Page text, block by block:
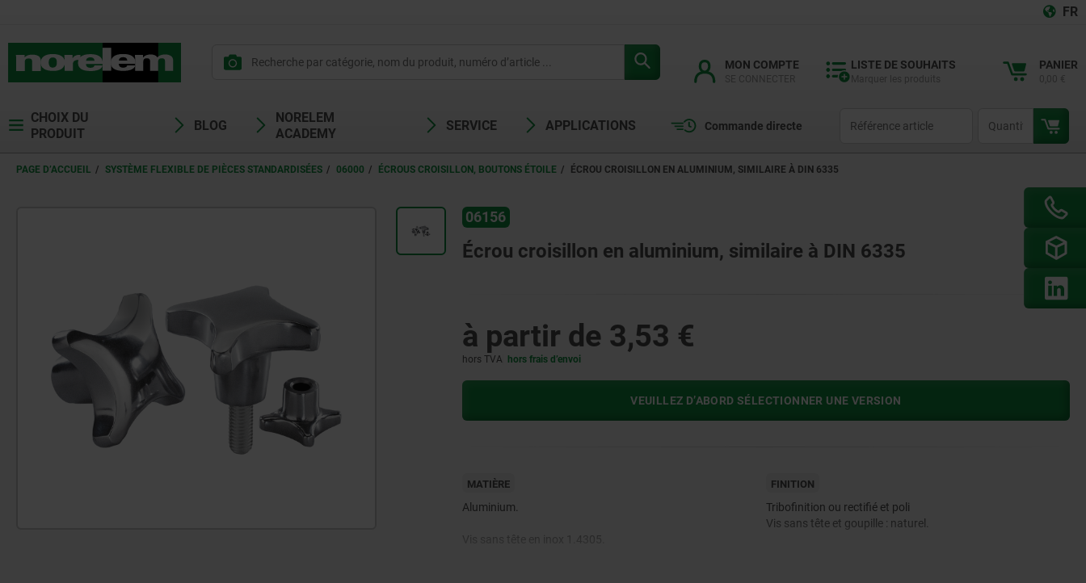
FR
MON COMPTE LISTE DE SOUHAITS PANIER
CHOIX DU
PRODUIT
BLOG
NORELEM
ACADEMY
SERVICE APPLICATIONS Commande directe
PAGE D’ACCUEIL SYSTÈME FLEXIBLE DE PIÈCES STANDARDISÉES 06000 ÉCROUS CROISILLON, BOUTONS ÉTOILE ÉCROU CROISILLON EN ALUMINIUM, SIMILAIRE À DIN 6335
06156
Écrou croisillon en aluminium, similaire à DIN 6335
à partir de 3,53 €
hors TVA hors frais d’envoi
VEUILLEZ D’ABORD SÉLECTIONNER UNE VERSION
MATIÈRE
Aluminium.
FINITION
Tribofinition ou rectifié et poli
Vis sans tête et goupille : naturel.